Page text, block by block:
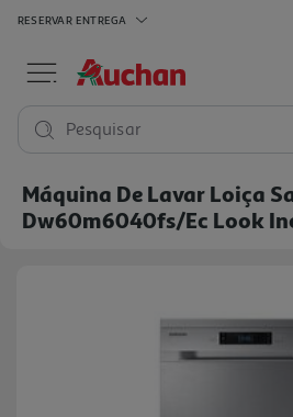
RESERVAR ENTREGA
Pesquisar
Máquina De Lavar Loiça
Dw60m6040fs/ec Look